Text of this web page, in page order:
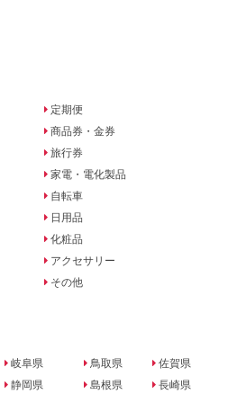
定期便
商品券・金券
旅行券
家電・電化製品
自転車
日用品
化粧品
アクセサリー
その他
岐阜県
静岡県
鳥取県
島根県
佐賀県
長崎県